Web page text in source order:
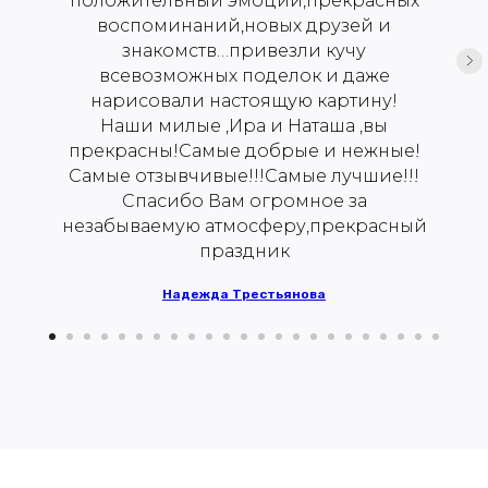
воспоминаний,новых друзей и
знакомств…привезли кучу
всевозможных поделок и даже
нарисовали настоящую картину!
Наши милые ,Ира и Наташа ,вы
прекрасны!Самые добрые и нежные!
Самые отзывчивые!!!Самые лучшие!!!
Спасибо Вам огромное за
незабываемую атмосферу,прекрасный
праздник
Надежда Трестьянова